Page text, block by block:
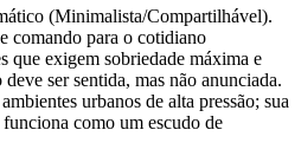
(Minimalista/Compartilhável).
comando para o cotidiano
que exigem sobriedade máxima e
ser sentida, mas não anunciada.
urbanos de alta pressão; sua
como um escudo de